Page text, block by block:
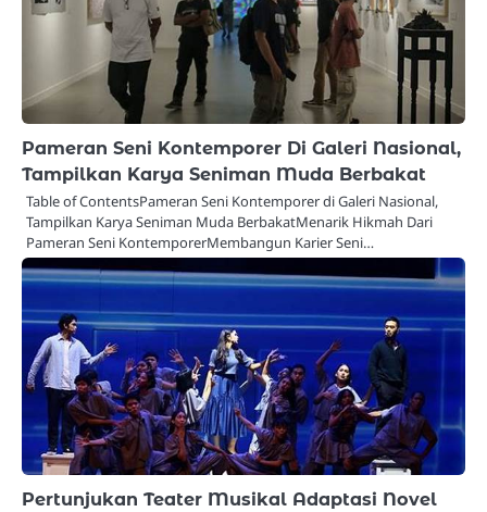
Pameran Seni Kontemporer Di Galeri Nasional,
Tampilkan Karya Seniman Muda Berbakat
Table of ContentsPameran Seni Kontemporer di Galeri Nasional,
Tampilkan Karya Seniman Muda BerbakatMenarik Hikmah Dari
Pameran Seni KontemporerMembangun Karier Seni…
Pertunjukan Teater Musikal Adaptasi Novel